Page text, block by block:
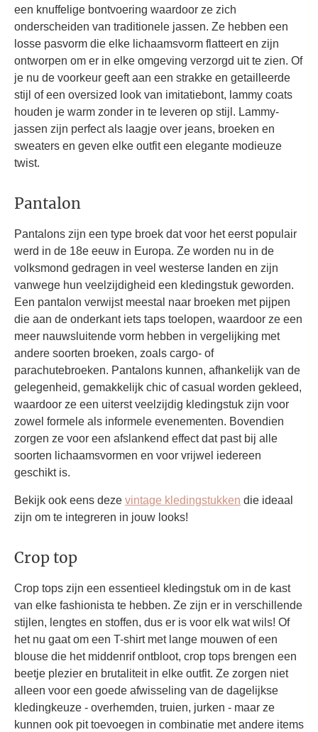
een knuffelige bontvoering waardoor ze zich
onderscheiden van traditionele jassen. Ze hebben een
losse pasvorm die elke lichaamsvorm flatteert en zijn
ontworpen om er in elke omgeving verzorgd uit te zien. Of
je nu de voorkeur geeft aan een strakke en getailleerde
stijl of een oversized look van imitatiebont, lammy coats
houden je warm zonder in te leveren op stijl. Lammy-
jassen zijn perfect als laagje over jeans, broeken en
sweaters en geven elke outfit een elegante modieuze
twist.
Pantalon
Pantalons zijn een type broek dat voor het eerst populair
werd in de 18e eeuw in Europa. Ze worden nu in de
volksmond gedragen in veel westerse landen en zijn
vanwege hun veelzijdigheid een kledingstuk geworden.
Een pantalon verwijst meestal naar broeken met pijpen
die aan de onderkant iets taps toelopen, waardoor ze een
meer nauwsluitende vorm hebben in vergelijking met
andere soorten broeken, zoals cargo- of
parachutebroeken. Pantalons kunnen, afhankelijk van de
gelegenheid, gemakkelijk chic of casual worden gekleed,
waardoor ze een uiterst veelzijdig kledingstuk zijn voor
zowel formele als informele evenementen. Bovendien
zorgen ze voor een afslankend effect dat past bij alle
soorten lichaamsvormen en voor vrijwel iedereen
geschikt is.
Bekijk ook eens deze vintage kledingstukken die ideaal
zijn om te integreren in jouw looks!
Crop top
Crop tops zijn een essentieel kledingstuk om in de kast
van elke fashionista te hebben. Ze zijn er in verschillende
stijlen, lengtes en stoffen, dus er is voor elk wat wils! Of
het nu gaat om een T-shirt met lange mouwen of een
blouse die het middenrif ontbloot, crop tops brengen een
beetje plezier en brutaliteit in elke outfit. Ze zorgen niet
alleen voor een goede afwisseling van de dagelijkse
kledingkeuze - overhemden, truien, jurken - maar ze
kunnen ook pit toevoegen in combinatie met andere items